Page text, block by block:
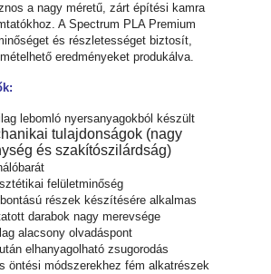
a nagy méretű, zárt építési kamra
A Spectrum PLA Premium
és részletességet biztosít,
eredményeket produkálva.
lebomló nyersanyagokból készült
tulajdonságok (nagy
és szakítószilárdság)
felületminőség
részek készítésére alkalmas
darabok nagy merevsége
alacsony olvadáspont
elhanyagolható zsugorodás
öntési módszerekhez fém alkatrészek